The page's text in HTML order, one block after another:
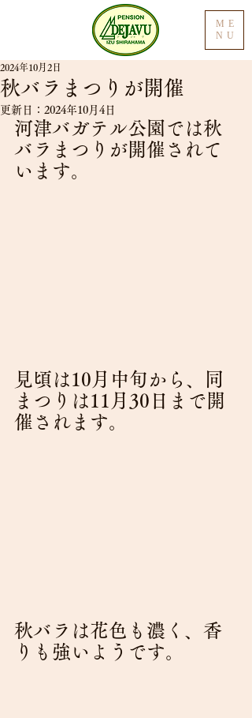
ME
NU
秋バラまつりが開催
2024年10月2日
更新日： 2024年10月4日
河津バガテル公園では秋
バラまつりが開催されて
います。
見頃は10月中旬から、同
まつりは11月30日まで開
催されます。
秋バラは花色も濃く、香
りも強いようです。